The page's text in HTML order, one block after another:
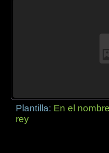
Plantilla: En el
rey